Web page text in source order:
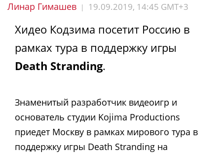
Линар Гимашев | 19.09.2019, 14:45 GMT+3
Хидео Кодзима посетит Россию в
рамках тура в поддержку игры
Death Stranding.
Знаменитый разработчик видеоигр и
основатель студии Kojima Productions
приедет Москву в рамках мирового тура в
поддержку игры Death Stranding на